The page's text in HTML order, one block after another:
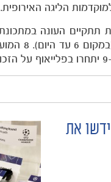
הליגה האירופית.
את